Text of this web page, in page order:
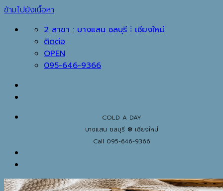
ข้ามไปยังเนื้อหา
2 สาขา : บางแสน ชลบุรี ⁞ เชียงใหม่
ติดต่อ
OPEN
095-646-9366
COLD A DAY
บางแสน ชลบุรี ❆ เชียงใหม่
Call 095-646-9366